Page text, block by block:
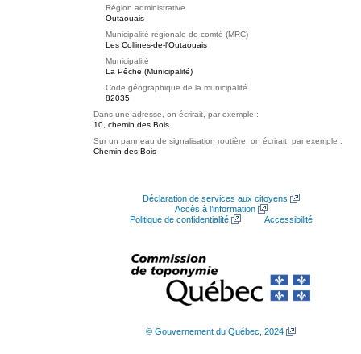
Région administrative
Outaouais
Municipalité régionale de comté (MRC)
Les Collines-de-l'Outaouais
Municipalité
La Pêche (Municipalité)
Code géographique de la municipalité
82035
Dans une adresse, on écrirait, par exemple :
10, chemin des Bois
Sur un panneau de signalisation routière, on écrirait, par exemple :
Chemin des Bois
Déclaration de services aux citoyens
Accès à l’information
Politique de confidentialité
Accessibilité
© Gouvernement du Québec, 2024